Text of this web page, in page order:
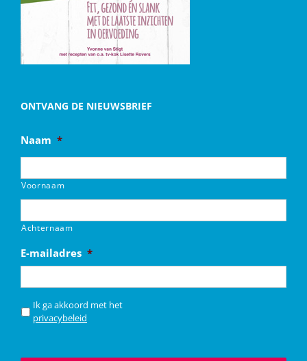
ONTVANG DE NIEUWSBRIEF
Naam *
Voornaam
Achternaam
E-mailadres *
Ik ga akkoord met het
privacybeleid